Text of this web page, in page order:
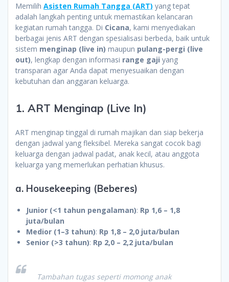
Memilih Asisten Rumah Tangga (ART) yang tepat
adalah langkah penting untuk memastikan kelancaran
kegiatan rumah tangga. Di Cicana, kami menyediakan
berbagai jenis ART dengan spesialisasi berbeda, baik untuk
sistem menginap (live in) maupun pulang-pergi (live
out), lengkap dengan informasi range gaji yang
transparan agar Anda dapat menyesuaikan dengan
kebutuhan dan anggaran keluarga.
1. ART Menginap (Live In)
ART menginap tinggal di rumah majikan dan siap bekerja
dengan jadwal yang fleksibel. Mereka sangat cocok bagi
keluarga dengan jadwal padat, anak kecil, atau anggota
keluarga yang memerlukan perhatian khusus.
a. Housekeeping (Beberes)
Junior (<1 tahun pengalaman): Rp 1,6 – 1,8
juta/bulan
Medior (1–3 tahun): Rp 1,8 – 2,0 juta/bulan
Senior (>3 tahun): Rp 2,0 – 2,2 juta/bulan
Tambahan tugas seperti momong anak